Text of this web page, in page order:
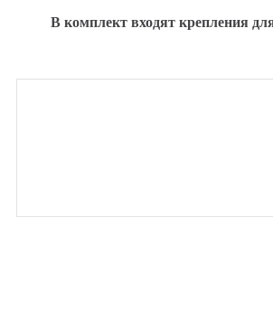
В комплект входят крепления